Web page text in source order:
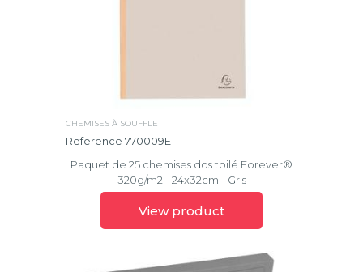
CHEMISES À SOUFFLET
Reference 770009E
Paquet de 25 chemises dos toilé Forever®
320g/m2 - 24x32cm - Gris
View product